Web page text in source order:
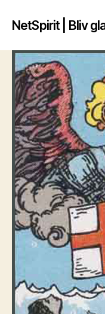
NetSpirit | Bliv